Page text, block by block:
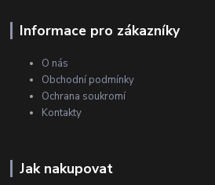
Informace pro zákazníky
O nás
Obchodní podmínky
Ochrana soukromí
Kontakty
Jak nakupovat